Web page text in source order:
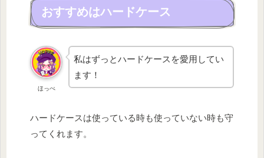
おすすめはハードケース
ほっぺ
私はずっとハードケースを愛用してい
ます！
ハードケースは使っている時も使っていない時も守
ってくれます。